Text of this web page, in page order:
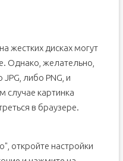
жестких дисках могут
Однако, желательно,
либо PNG, и
случае картинка
в браузере.
откройте настройки